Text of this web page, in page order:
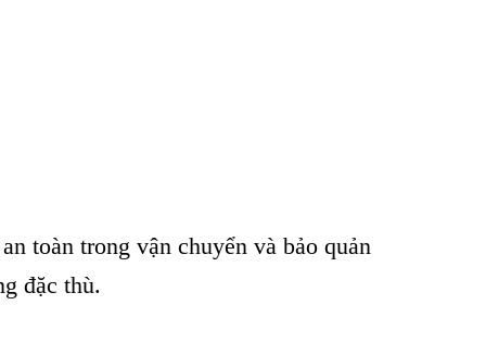
toàn trong vận chuyển và bảo quản
đặc thù.